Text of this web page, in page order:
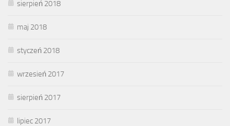
sierpień 2018
maj 2018
styczeń 2018
wrzesień 2017
sierpień 2017
lipiec 2017